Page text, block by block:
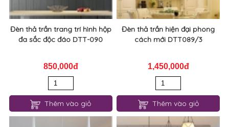
Đèn thả trần trang trí hình hộp
đa sắc độc đáo DTT-090
850,000đ
Thêm vào giỏ
Đèn thả trần hiện đại phong
cách mới DTT089/3
1,450,000đ
Thêm vào giỏ